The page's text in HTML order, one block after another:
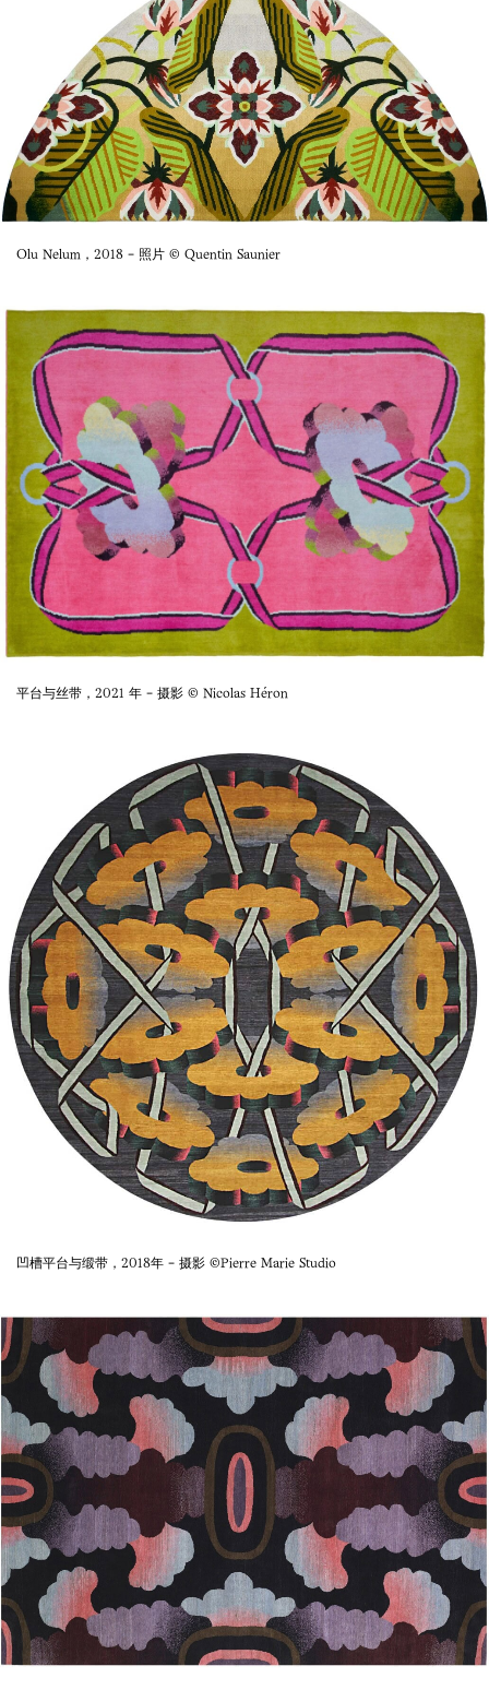
Olu Nelum，2018 - 照片 © Quentin Saunier
平台与丝带，2021 年 - 摄影 © Nicolas Héron
凹槽平台与缎带，2018年 - 摄影 ©Pierre Marie Studio